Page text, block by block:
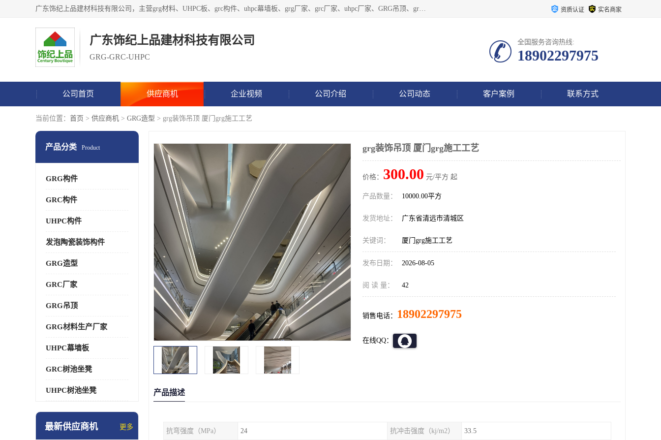
广东饰纪上品建材科技有限公司，主营grg材料、UHPC板、grc构件、uhpc幕墙板、grg厂家、grc厂家、uhpc厂家、GRG吊顶、grg石膏板、grg构件、外墙grc线条、grg造型、grg材料定制，uhpc高性能混凝土，uhpc构件，uhpc镂空挂板，grg材料生产厂家，广东grg厂家，广东grc厂家，联系方式*，2万平厂房，如果您对我公司的产品服务感兴趣，请联系我们。 资质认证 实名商家
广东饰纪上品建材科技有限公司
GRG-GRC-UHPC
全国服务咨询热线:
18902297975
公司首页 供应商机 企业视频 公司介绍 公司动态 客户案例 联系方式
当前位置： 首页 > 供应商机 > GRG造型 > grg装饰吊顶 厦门grg施工工艺
产品分类 Product
GRG构件
GRC构件
UHPC构件
发泡陶瓷装饰构件
GRG造型
GRC厂家
GRG吊顶
GRG材料生产厂家
UHPC幕墙板
GRC树池坐凳
UHPC树池坐凳
最新供应商机 更多
grg装饰吊顶 厦门grg施工工艺
价格： 300.00 元/平方 起
产品数量： 10000.00平方
发货地址： 广东省清远市清城区
关键词： 厦门grg施工工艺
发布日期： 2026-08-05
阅 读 量： 42
销售电话： 18902297975
在线QQ：
产品描述
抗弯强度（MPa） 24 抗冲击强度（kj/m2） 33.5